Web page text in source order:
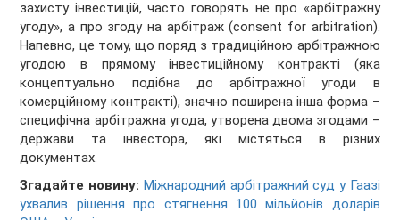
захисту інвестицій, часто говорять не про «арбітражну
угоду», а про згоду на арбітраж (consent for arbitration).
Напевно, це тому, що поряд з традиційною арбітражною
угодою в прямому інвестиційному контракті (яка
концептуально подібна до арбітражної угоди в
комерційному контракті), значно поширена інша форма –
специфічна арбітражна угода, утворена двома згодами –
держави та інвестора, які містяться в різних
документах.
Згадайте новину: Міжнародний арбітражний суд у Гаазі
ухвалив рішення про стягнення 100 мільйонів доларів